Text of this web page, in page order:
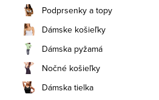
Podprsenky a topy
Dámske košieľky
Dámska pyžamá
Nočné košieľky
Dámska tielka